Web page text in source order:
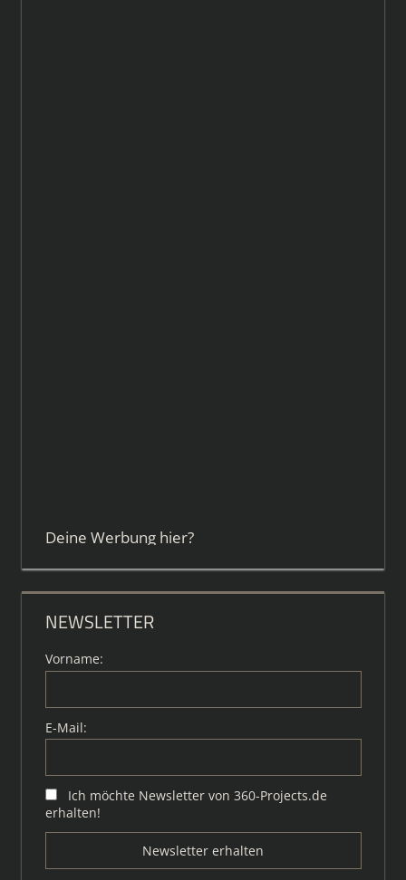
Deine Werbung hier?
NEWSLETTER
Vorname:
E-Mail:
Ich möchte Newsletter von 360-Projects.de
erhalten!